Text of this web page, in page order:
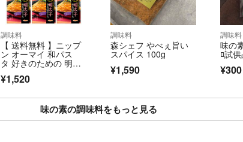
役にたてればとボラ
●賞味期限の更新す
発送します‼️
調味料
【 送料無料 】ニップ
ン オーマイ 和パス
タ 好きのための 明太
子かるぼなーら（2食
入）× 6袋 セット
¥1,520
調味料
森シェフ やべぇ旨い
スパイス 100g
¥1,590
調味料
味の
ﾛ試
¥300
味の素の調味料をもっと見る